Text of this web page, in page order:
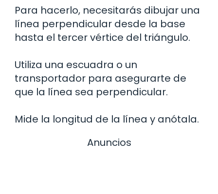
Para hacerlo, necesitarás dibujar una
línea perpendicular desde la base
hasta el tercer vértice del triángulo.
Utiliza una escuadra o un
transportador para asegurarte de
que la línea sea perpendicular.
Mide la longitud de la línea y anótala.
Anuncios